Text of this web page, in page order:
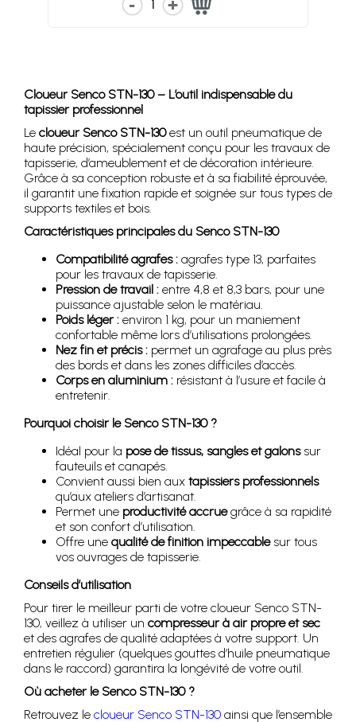
1
Cloueur Senco STN-130 – L’outil indispensable du
tapissier professionnel
Le cloueur Senco STN-130est un outil pneumatique de
haute précision, spécialement conçu pour les travaux de
tapisserie, d’ameublement et de décoration intérieure.
Grâce à sa conception robuste et à sa fiabilité éprouvée,
il garantit une fixation rapide et soignée sur tous types de
supports textiles et bois.
Caractéristiques principales du Senco STN-130
Compatibilité agrafes : agrafes type 13, parfaites
pour les travaux de tapisserie.
Pression de travail : entre 4,8 et 8,3 bars, pour une
puissance ajustable selon le matériau.
Poids léger : environ 1 kg, pour un maniement
confortable même lors d’utilisations prolongées.
Nez fin et précis : permet un agrafage au plus près
des bords et dans les zones difficiles d’accès.
Corps en aluminium : résistant à l’usure et facile à
entretenir.
Pourquoi choisir le Senco STN-130 ?
Idéal pour la pose de tissus, sangles et galonssur
fauteuils et canapés.
Convient aussi bien aux tapissiers professionnels
qu’aux ateliers d’artisanat.
Permet une productivité accruegrâce à sa rapidité
et son confort d’utilisation.
Offre une qualité de finition impeccablesur tous
vos ouvrages de tapisserie.
Conseils d’utilisation
Pour tirer le meilleur parti de votre cloueur Senco STN-
130, veillez à utiliser un compresseur à air propre et sec
et des agrafes de qualité adaptées à votre support. Un
entretien régulier (quelques gouttes d’huile pneumatique
dans le raccord) garantira la longévité de votre outil.
Où acheter le Senco STN-130 ?
Retrouvez le cloueur Senco STN-130 ainsi que l’ensemble